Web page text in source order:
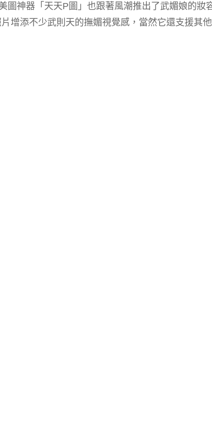
圖神器「天天P圖」也跟著風潮推出了武媚娘的妝
增添不少武則天的撫媚視覺感，當然它還支援其